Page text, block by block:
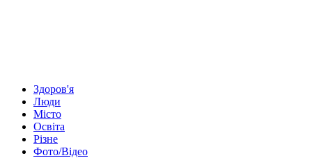
Здоров'я
Люди
Місто
Освіта
Різне
Фото/Відео